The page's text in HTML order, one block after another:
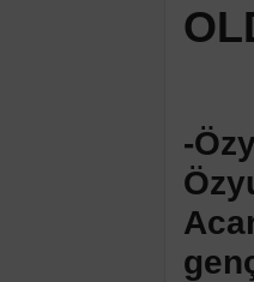
-